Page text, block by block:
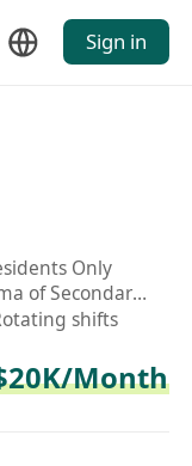
Sign in
Only
Diploma of Secondary School
shifts
Month